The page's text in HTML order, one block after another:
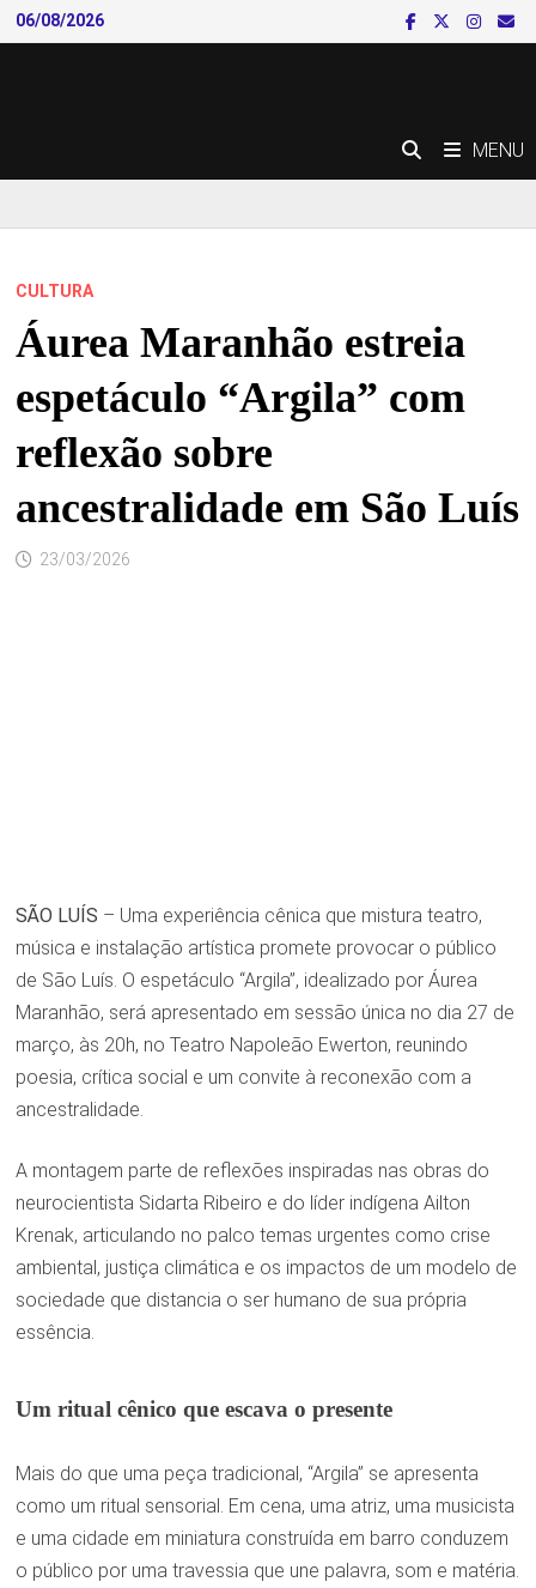
Skip
to
06/08/2026
MENU
CULTURA
Áurea Maranhão estreia
espetáculo “Argila” com
reflexão sobre
ancestralidade em São Luís
23/03/2026
SÃO LUÍS – Uma experiência cênica que mistura teatro,
música e instalação artística promete provocar o público
de São Luís. O espetáculo “Argila”, idealizado por Áurea
Maranhão, será apresentado em sessão única no dia 27 de
março, às 20h, no Teatro Napoleão Ewerton, reunindo
poesia, crítica social e um convite à reconexão com a
ancestralidade.
A montagem parte de reflexões inspiradas nas obras do
neurocientista Sidarta Ribeiro e do líder indígena Ailton
Krenak, articulando no palco temas urgentes como crise
ambiental, justiça climática e os impactos de um modelo de
sociedade que distancia o ser humano de sua própria
essência.
Um ritual cênico que escava o presente
Mais do que uma peça tradicional, “Argila” se apresenta
como um ritual sensorial. Em cena, uma atriz, uma musicista
e uma cidade em miniatura construída em barro conduzem
o público por uma travessia que une palavra, som e matéria.